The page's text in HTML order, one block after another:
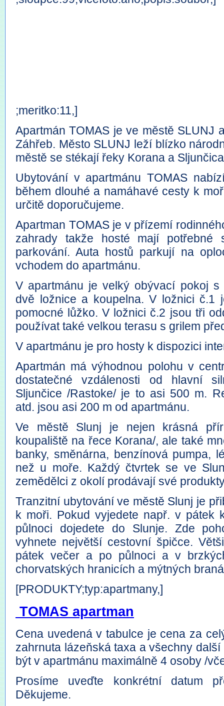
;meritko:11,]
Apartmán TOMAS je ve městě SLUNJ
Záhřeb. Město SLUNJ leží blízko
městě se stékají řeky Korana a
Ubytování v apartmánu TOMAS
během dlouhé a namáhavé cesty k
určitě doporučujeme.
Apartman TOMAS je v přízemí
zahrady takže hosté mají potřebné
parkování. Auta hostů parkují na
vchodem do apartmánu.
V apartmánu je velký obývací pokoj
dvě ložnice a koupelna. V ložnici č.1
pomocné lůžko. V ložnici č.2 jsou tři
používat také velkou terasu s grilem
V apartmánu je pro hosty k dispozici
Apartmán má výhodnou polohu v
dostatečné vzdálenosti od hlavní
Sljunčice /Rastoke/ je to asi 500 m.
atd. jsou asi 200 m od apartmánu.
Ve městě Slunj je nejen krásná
koupaliště na řece Korana/, ale také
banky, směnárna, benzínová pumpa,
než u moře. Každý čtvrtek se ve
zemědělci z okolí prodávají své
Tranzitní ubytování ve městě Slunj je
k moři. Pokud vyjedete např. v pátek
půlnoci dojedete do Slunje. Zde
vyhnete největší cestovní špičce.
pátek večer a po půlnoci a v
chorvatských hranicích a mýtných
[PRODUKTY;typ:apartmany,]
TOMAS apartman
Cena uvedená v tabulce je cena za
zahrnuta lázeňská taxa a všechny
být v apartmánu maximálně 4 osoby /
Prosíme uveďte konkrétní datum
Děkujeme.